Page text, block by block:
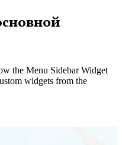
the Menu Sidebar Widget
widgets from the